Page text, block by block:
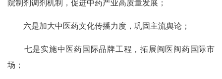
院制剂调剂机制，促进中药产业高质量发展；
六是加大中医药文化传播力度，巩固主流舆论；
七是实施中医药国际品牌工程，拓展闽医闽药国际市
场；